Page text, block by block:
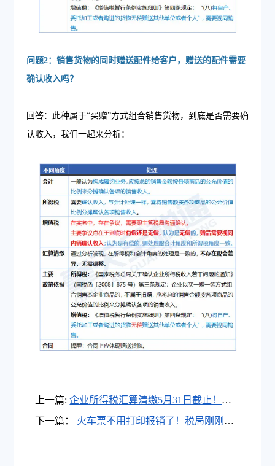
问题2：销售货物的同时赠送配件给客户，赠送的配件需要
确认收入吗？
回答：此种属于“买赠”方式组合销售货物，到底是否需要确
认收入，我们一起来分析：
上一篇: 企业所得税汇算清缴5月31日截止！尽
快申报！
下一篇：
火车票不用打印报销了！税局刚刚通